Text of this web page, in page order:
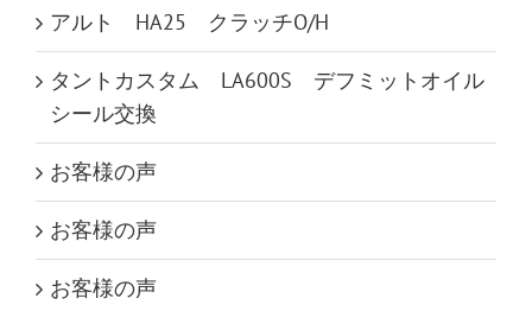
アルト HA25 クラッチO/H
タントカスタム LA600S デフミットオイル
シール交換
お客様の声
お客様の声
お客様の声